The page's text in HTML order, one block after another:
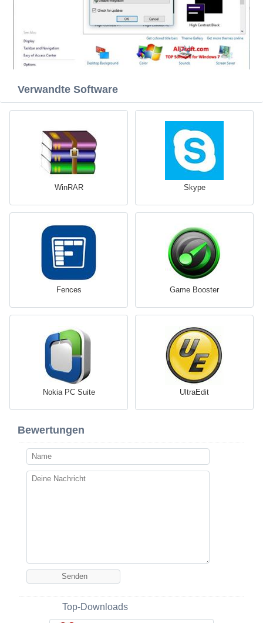
Verwandte Software
WinRAR Skype
Fences Game Booster
Nokia PC Suite UltraEdit
Bewertungen
Top-Downloads